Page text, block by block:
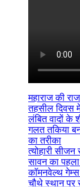
महाराज की
तहसील दिवस
लंबित वादों के
गलत तकिया
का तरीका
त्योहारी
सावन का
कॉमनवेल्थ गेम्स
चौथे स्थान पर